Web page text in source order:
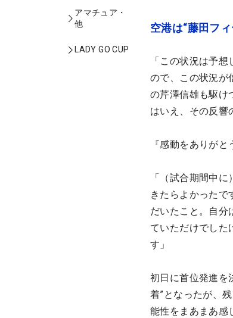
アマチュア・
他
LADY GO CUP
空港は“藤田フ
「この状況は予
ので、この状況が
の芹澤信雄も駆け
はいえ、その反響
『感動をありが
「（試合期間中
きたらよかったで
だいたこと。自分
ていただけでした
す」
初日に首位発進を
着”となったが、
能性をまあまあ感